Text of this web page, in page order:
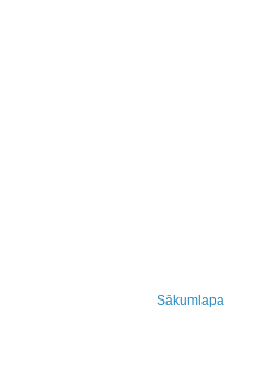
Sākumlapa